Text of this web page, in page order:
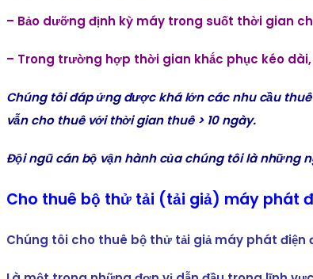
– Bảo dưỡng định kỳ máy trong suốt thời gian
– Trong trường hợp thời gian khắc phục kéo
Chúng tôi đáp ứng được khá lớn các nhu cầu
vẫn cho thuê với thời gian thuê > 10 ngày.
Đội ngũ cán bộ vận hành của chúng tôi là những
Cho thuê bộ thử tải (tải giả) máy phát
Chúng tôi cho thuê bộ thử tải giả máy phát điện